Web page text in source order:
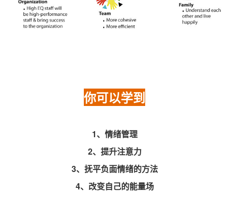
你可以学到
1、情绪管理
2、提升注意力
3、抚平负面情绪的方法
4、改变自己的能量场